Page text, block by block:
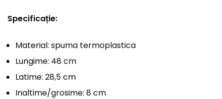
Specificație:
Material: spuma termoplastica
Lungime: 48 cm
Latime: 28,5 cm
Inaltime/grosime: 8 cm